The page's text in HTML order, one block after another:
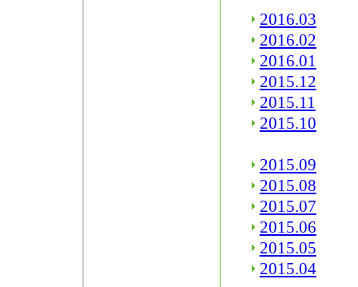
2016.03
2016.02
2016.01
2015.12
2015.11
2015.10
2015.09
2015.08
2015.07
2015.06
2015.05
2015.04